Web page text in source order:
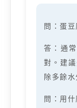
問：蛋
答：通
對。建
除多餘水
問：用